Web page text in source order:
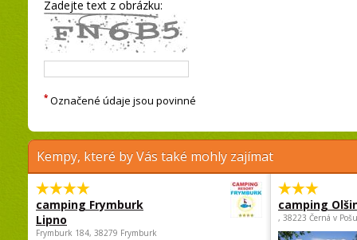
Zadejte text z obrázku:
* Označené údaje jsou povinné
Kempy, které by Vás také mohly zajímat
camping Frymburk
Lipno
Frymburk 184, 38279 Frymburk
camping
, 38223 Černá v